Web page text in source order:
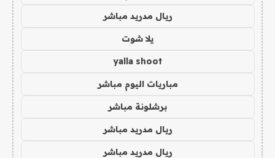
ريال مدريد مباشر
يلا شوت
yalla shoot
مباريات اليوم مباشر
برشلونة مباشر
ريال مدريد مباشر
ريال مدريد مباشر